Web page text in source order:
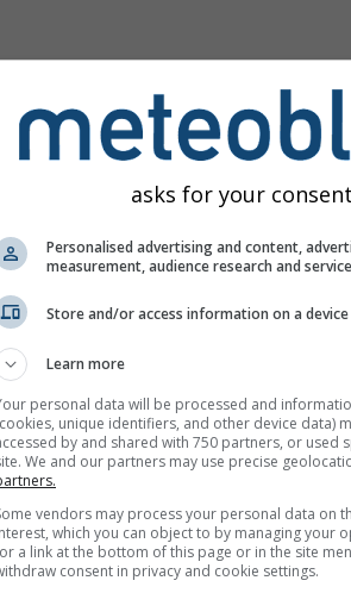
по высоте 2 м]
[2 m]
Осадки
Количество
asks for your consent
Personalised advertising and content,
measurement, audience research and
Store and/or access information on a device
Learn more
personal data will be processed and
unique identifiers, and other device data)
by and shared with 750 partners, or used
We and our partners may use precise
vendors may process your personal data on
which you can object to by managing your
a link at the bottom of this page or in the site
consent in privacy and cookie settings.